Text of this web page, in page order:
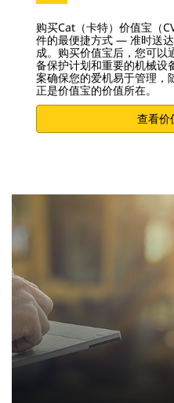
购买Cat（卡特）价值宝（
件的最便捷方式 — 准时送
成。购买价值宝后，您可以
备保护计划和重要的机械设
案确保您的爱机易于管理，
正是价值宝的价值所在。
查看价